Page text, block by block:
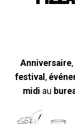
Anniversaire,
festival ,
midi au